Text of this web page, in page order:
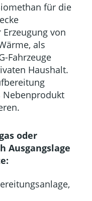
für die
von
als
Fahrzeuge
Haushalt.
Nebenprodukt
oder
Ausgangslage